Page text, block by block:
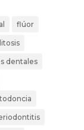
flúor
dentales